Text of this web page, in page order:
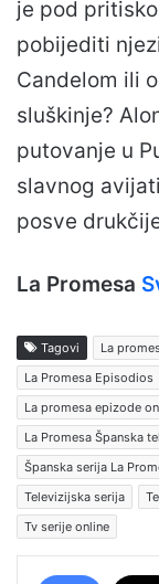
je pod
pobijediti
Candelom ili
sluškinje?
putovanje u
slavnog
posve
La Promesa
Tagovi La
La Promesa Episodios
La promesa epizode
La Promesa Španska
Španska serija La
Televizijska serija
Tv serije online